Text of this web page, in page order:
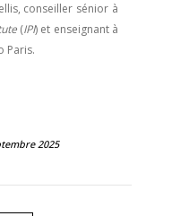
conseiller sénior à
(IPI) et enseignant à
Paris.
2025